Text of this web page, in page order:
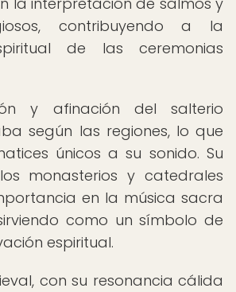
contribuyendo a la
de las ceremonias
y afinación del salterio
según las regiones, lo que
únicos a su sonido. Su
monasterios y catedrales
en la música sacra
como un símbolo de
espiritual.
con su resonancia cálida